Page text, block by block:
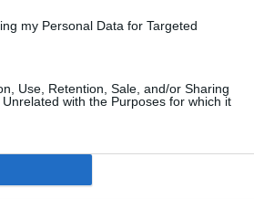
my Personal Data for Targeted
Use, Retention, Sale, and/or Sharing
with the Purposes for which it